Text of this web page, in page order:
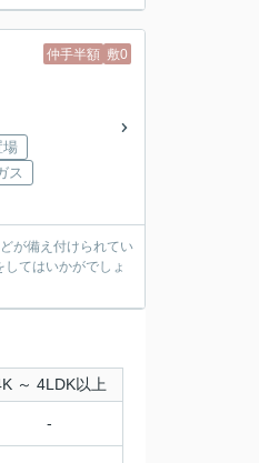
仲手半額 敷0
場
ス
が備え付けられてい
てはいかがでしょ
～ 4LDK以上
-